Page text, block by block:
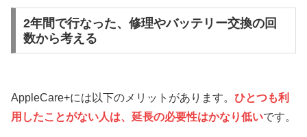
2年間で行なった、修理やバッテリー交換の回
数から考える
AppleCare+には以下のメリットがあります。 ひとつも利
用したことがない人は、延長の必要性はかなり低いです。